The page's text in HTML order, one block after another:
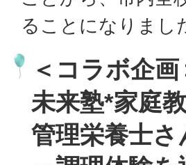
ることになりまし
＜コラボ企
未来塾*家庭
管理栄養士